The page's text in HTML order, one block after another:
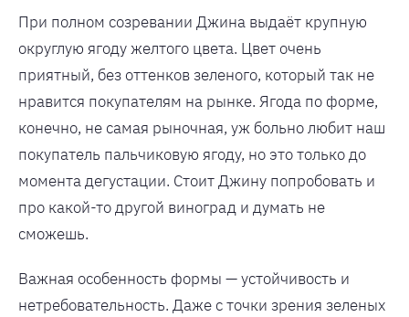
При полном созревании Джина выдаёт крупную
округлую ягоду желтого цвета. Цвет очень
приятный, без оттенков зеленого, который так не
нравится покупателям на рынке. Ягода по форме,
конечно, не самая рыночная, уж больно любит наш
покупатель пальчиковую ягоду, но это только до
момента дегустации. Стоит Джину попробовать и
про какой-то другой виноград и думать не
сможешь.
Важная особенность формы — устойчивость и
нетребовательность. Даже с точки зрения зеленых